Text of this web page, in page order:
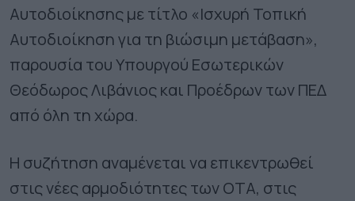
Αυτοδιοίκησης με τίτλο «Ισχυρή Τοπική
Αυτοδιοίκηση για τη βιώσιμη μετάβαση»,
παρουσία του Υπουργού Εσωτερικών
Θεόδωρος Λιβάνιος και Προέδρων των ΠΕΔ
από όλη τη χώρα.
Η συζήτηση αναμένεται να επικεντρωθεί
στις νέες αρμοδιότητες των ΟΤΑ, στις